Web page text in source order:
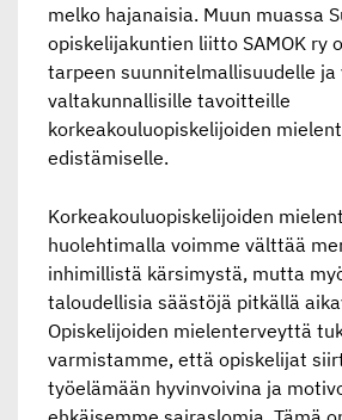
melko hajanaisia. Muun muassa
opiskelijakuntien liitto SAMOK ry
tarpeen suunnitelmallisuudelle ja
valtakunnallisille tavoitteille
korkeakouluopiskelijoiden
edistämiselle.
Korkeakouluopiskelijoiden
huolehtimalla voimme välttää
inhimillistä kärsimystä, mutta
taloudellisia säästöjä pitkällä
Opiskelijoiden mielenterveyttä
varmistamme, että opiskelijat
työelämään hyvinvoivina ja